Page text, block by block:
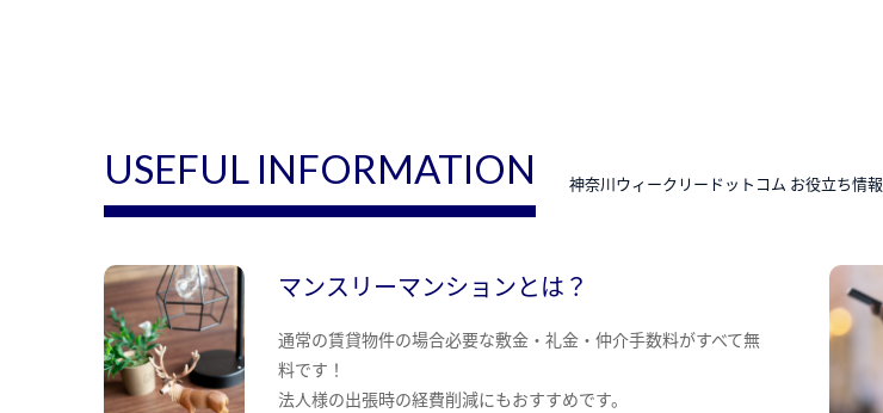
USEFUL INFORMATION 神奈川ウィークリードットコム お役立ち情報
マンスリーマンションとは？
通常の賃貸物件の場合必要な敷金・礼金・仲介手数料がすべて無
料です！
法人様の出張時の経費削減にもおすすめです。